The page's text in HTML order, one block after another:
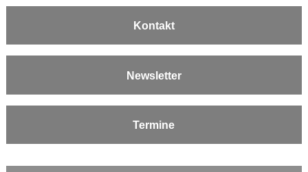
Kontakt
Newsletter
Termine